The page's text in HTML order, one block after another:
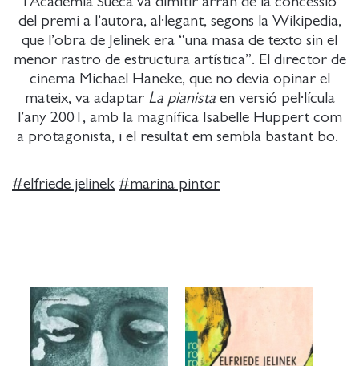
del premi a l’autora, al·legant, segons la Wikipedia,
que l’obra de Jelinek era “una masa de texto sin el
menor rastro de estructura artística”. El director de
cinema Michael Haneke, que no devia opinar el
mateix, va adaptar La pianista en versió pel·lícula
l’any 2001, amb la magnífica Isabelle Huppert com
a protagonista, i el resultat em sembla bastant bo.
#elfriede jelinek #marina pintor